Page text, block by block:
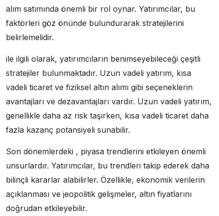
alım satımında önemli bir rol oynar. Yatırımcılar, bu
faktörleri göz önünde bulundurarak stratejilerini
belirlemelidir.
ile ilgili olarak, yatırımcıların benimseyebileceği çeşitli
stratejiler bulunmaktadır. Uzun vadeli yatırım, kısa
vadeli ticaret ve fiziksel altın alımı gibi seçeneklerin
avantajları ve dezavantajları vardır. Uzun vadeli yatırım,
genellikle daha az risk taşırken, kısa vadeli ticaret daha
fazla kazanç potansiyeli sunabilir.
Son dönemlerdeki , piyasa trendlerini etkileyen önemli
unsurlardır. Yatırımcılar, bu trendleri takip ederek daha
bilinçli kararlar alabilirler. Özellikle, ekonomik verilerin
açıklanması ve jeopolitik gelişmeler, altın fiyatlarını
doğrudan etkileyebilir.